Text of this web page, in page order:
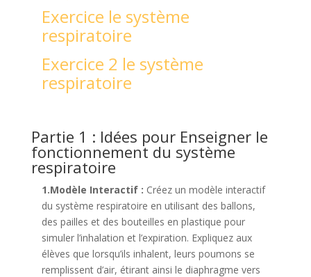
Exercice le système
respiratoire
Exercice 2 le système
respiratoire
Partie 1 : Idées pour Enseigner le
fonctionnement du système
respiratoire
1.Modèle Interactif : Créez un modèle interactif
du système respiratoire en utilisant des ballons,
des pailles et des bouteilles en plastique pour
simuler l’inhalation et l’expiration. Expliquez aux
élèves que lorsqu’ils inhalent, leurs poumons se
remplissent d’air, étirant ainsi le diaphragme vers